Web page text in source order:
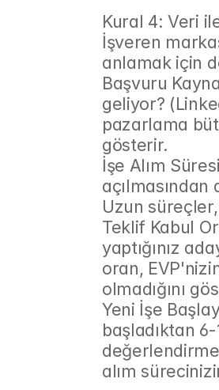
Kural 4: Veri
İşveren
anlamak için
Başvuru
geliyor?
pazarlama
gösterir.
İşe Alım
Uzun
Teklif Kabul
yaptığınız
oran,
olmadığını
Yeni İşe
başladıktan
alım